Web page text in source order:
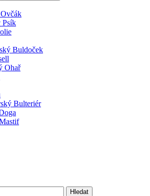
Psík
Buldoček
Ohař
Bulteriér